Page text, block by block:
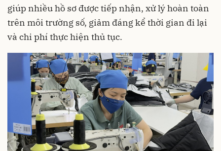
giúp nhiều hồ sơ được tiếp nhận, xử lý hoàn toàn
trên môi trường số, giảm đáng kể thời gian đi lại
và chi phí thực hiện thủ tục.